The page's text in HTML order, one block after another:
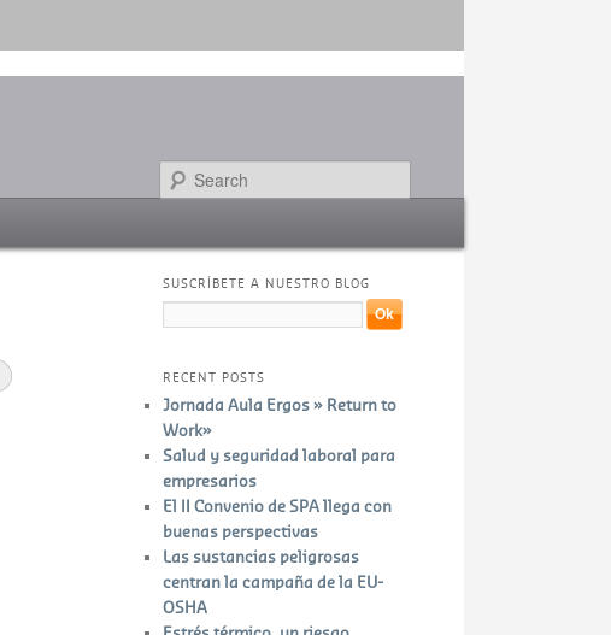
SUSCRÍBETE A NUESTRO BLOG
RECENT POSTS
Jornada Aula Ergos » Return to
Work»
Salud y seguridad laboral para
empresarios
El II Convenio de SPA llega con
buenas perspectivas
Las sustancias peligrosas
centran la campaña de la EU-
OSHA